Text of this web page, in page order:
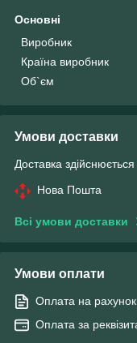
Основні
Виробник
Країна виробник
Об`єм
Умови доставки
Доставка
Нова Пошта
Всі умови доставки
Умови оплати
Оплата на рахунок
Оплата за